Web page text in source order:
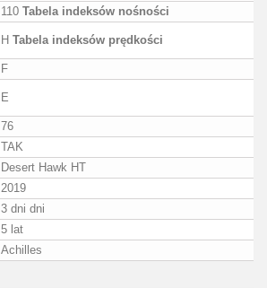
110 Tabela indeksów nośności
H Tabela indeksów prędkości
F
E
76
TAK
Desert Hawk HT
2019
3 dni dni
5 lat
Achilles